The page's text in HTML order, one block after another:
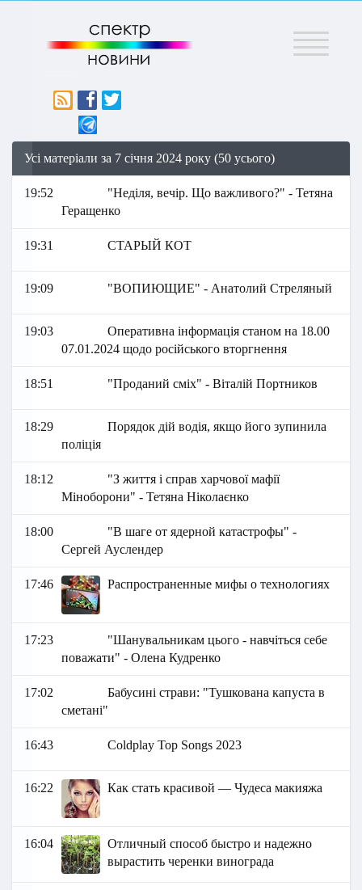
Меню
Усі матеріали за 7 січня 2024 року (50 усього)
19:52
"Неділя, вечір. Що важливого?" - Тетяна
Геращенко
19:31 СТАРЫЙ КОТ
19:09 "ВОПИЮЩИЕ" - Анатолий Стреляный
19:03
Оперативна інформація станом на 18.00
07.01.2024 щодо російського вторгнення
18:51 "Проданий сміх" - Віталій Портников
18:29
Порядок дій водія, якщо його зупинила
поліція
18:12
"З життя і справ харчової мафії
Міноборони" - Тетяна Ніколаєнко
18:00
"В шаге от ядерной катастрофы" -
Сергей Ауслендер
17:46 Распространенные мифы о технологиях
17:23
"Шанувальникам цього - навчіться себе
поважати" - Олена Кудренко
17:02
Бабусині страви: "Тушкована капуста в
сметані"
16:43 Coldplay Top Songs 2023
16:22 Как стать красивой — Чудеса макияжа
16:04
Отличный способ быстро и надежно
вырастить черенки винограда